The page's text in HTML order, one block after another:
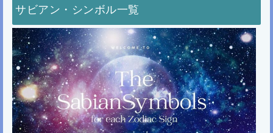
サビアン・シンボル一覧